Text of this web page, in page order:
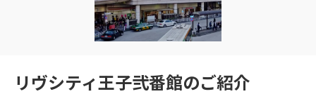
リヴシティ王子弐番館のご紹介